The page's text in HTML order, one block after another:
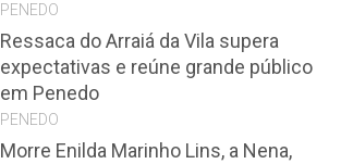
PENEDO
Ressaca do Arraiá da Vila supera
expectativas e reúne grande público
em Penedo
PENEDO
Morre Enilda Marinho Lins, a Nena,